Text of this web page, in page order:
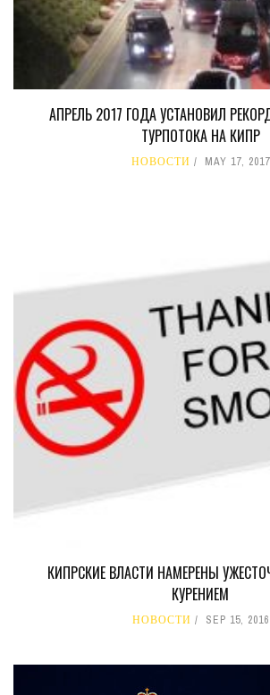
АПРЕЛЬ 2017 ГОДА УСТАНОВИЛ
ТУРПОТОКА НА КИПР
НОВОСТИ MAY 17, 2017
КИПРСКИЕ ВЛАСТИ НАМЕРЕНЫ
КУРЕНИЕМ
НОВОСТИ SEP 15, 2016